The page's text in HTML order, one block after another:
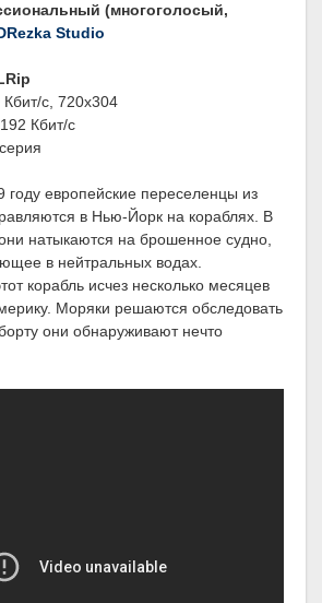
(многоголосый,
Studio
с, 720x304
Кбит/с
году европейские переселенцы из
в Нью-Йорк на кораблях. В
натыкаются на брошенное судно,
в нейтральных водах.
корабль исчез несколько месяцев
Моряки решаются обследовать
они обнаруживают нечто